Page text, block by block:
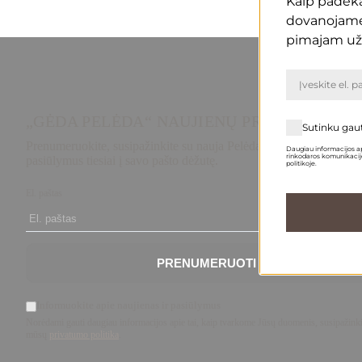
„GĖDA PELĖDA“ NAUJIENŲ PRENUMERATA
Prenumeruokite, susipažinkite su nauja Pelėda ir gaukite
PRENUMERUOTI
pimajam
Sutinku
Daugiau informacijos
rinkodaros
politikoje.